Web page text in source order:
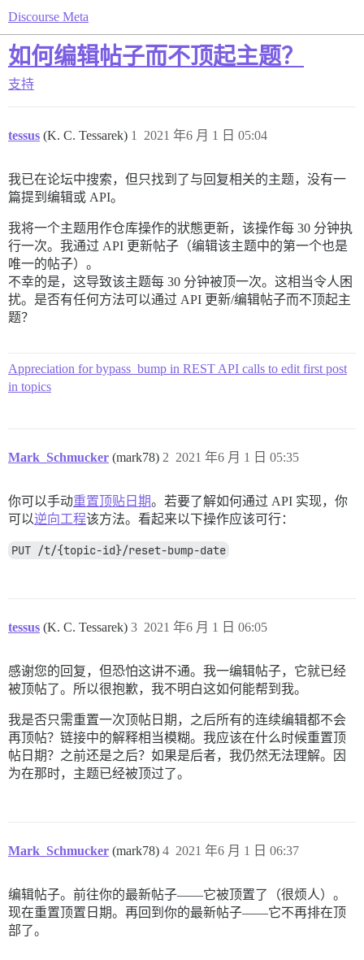
Discourse Meta
如何编辑帖子而不顶起主题？
支持
tessus (K. C. Tessarek) 2021 年6 月 1 日 05:04
1
我已在论坛中搜索，但只找到了与回复相关的主题，没有一
篇提到编辑或 API。
我将一个主题用作仓库操作的狀態更新，该操作每 30 分钟执
行一次。我通过 API 更新帖子（编辑该主题中的第一个也是
唯一的帖子）。
不幸的是，这导致该主题每 30 分钟被顶一次。这相当令人困
扰。是否有任何方法可以通过 API 更新/编辑帖子而不顶起主
题？
Appreciation for bypass_bump in REST API calls to edit first post
in topics
Mark_Schmucker (mark78) 2021 年6 月 1 日 05:35
2
你可以手动重置顶贴日期。若要了解如何通过 API 实现，你
可以逆向工程该方法。看起来以下操作应该可行：
PUT /t/{topic-id}/reset-bump-date
tessus (K. C. Tessarek) 2021 年6 月 1 日 06:05
3
感谢您的回复，但恐怕这讲不通。我一编辑帖子，它就已经
被顶帖了。所以很抱歉，我不明白这如何能帮到我。
我是否只需重置一次顶帖日期，之后所有的连续编辑都不会
再顶帖？链接中的解释相当模糊。我应该在什么时候重置顶
帖日期？之前还是之后？如果是后者，我仍然无法理解。因
为在那时，主题已经被顶过了。
Mark_Schmucker (mark78) 2021 年6 月 1 日 06:37
4
编辑帖子。前往你的最新帖子——它被顶置了（很烦人）。
现在重置顶置日期。再回到你的最新帖子——它不再排在顶
部了。